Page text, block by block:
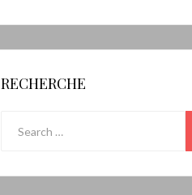
RECHERCHE